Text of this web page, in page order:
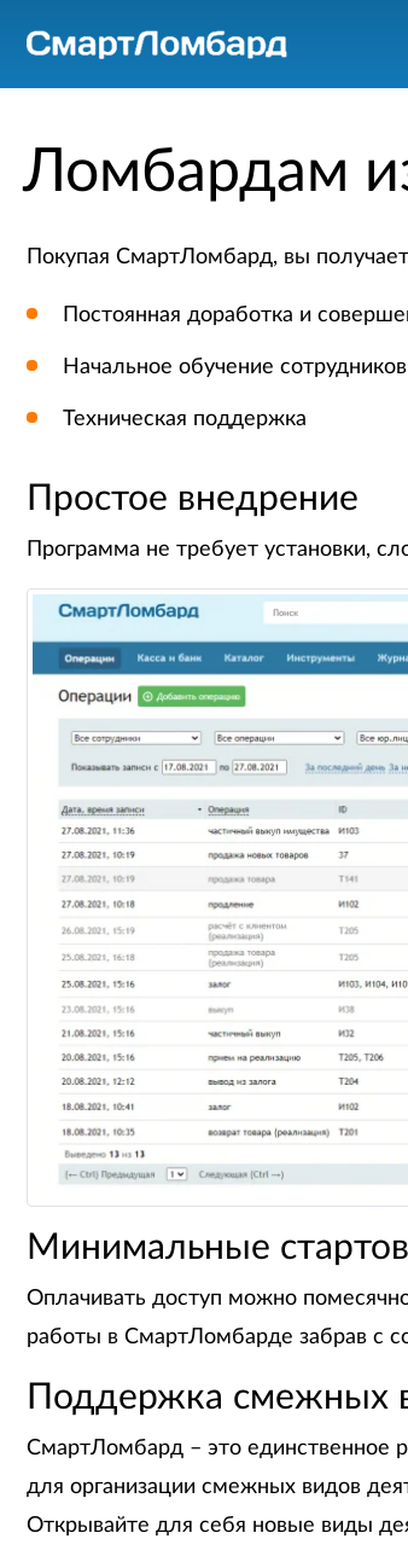
Ломбардам
Покупая СмартЛомбард, вы
Постоянная доработка и
Начальное обучение сотрудников
Техническая поддержка
Простое внедрение
Программа не требует установки,
Минимальные
Оплачивать доступ можно
работы в СмартЛомбарде забрав с
Поддержка смежных
СмартЛомбард – это единственное
для организации смежных видов
Открывайте для себя новые виды